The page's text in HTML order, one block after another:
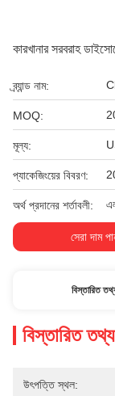
কারখানার সরবরাহ
ব্র্যান্ড নাম:
MOQ:
মূল্য:
প্যাকেজিংয়ের বিবরণ:
অর্থ প্রদানের শর্তাবলী:
সেরা দাম
বিস্তারিত
বিস্তারিত তথ্য
উৎপত্তি স্থল: